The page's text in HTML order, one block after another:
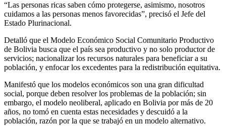
“Las personas ricas saben cómo protegerse, asimismo, nosotros
cuidamos a las personas menos favorecidas”, precisó el Jefe del
Estado Plurinacional.
Detalló que el Modelo Económico Social Comunitario Productivo
de Bolivia busca que el país sea productivo y no solo productor de
servicios; nacionalizar los recursos naturales para beneficiar a su
población, y enfocar los excedentes para la redistribución equitativa.
Manifestó que los modelos económicos son una gran dificultad
social, porque deben resolver los problemas de la población; sin
embargo, el modelo neoliberal, aplicado en Bolivia por más de 20
años, no tomó en cuenta estas necesidades y descuidó a la
población, razón por la que se trabajó en un modelo alternativo.